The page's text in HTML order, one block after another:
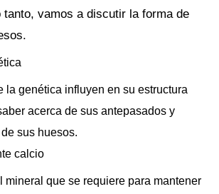
tanto, vamos a discutir la forma de
la genética influyen en su estructura
acerca de sus antepasados ​​y
sus huesos.
calcio
mineral que se requiere para mantener